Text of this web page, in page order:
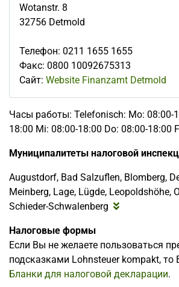
Wotanstr. 8
32756 Detmold
Телефон: 0211 1655 1655
Факс: 0800 10092675313
Сайт: Website Finanzamt Detmold
Часы работы: Telefonisch: Mo: 08:00-
18:00 Mi: 08:00-18:00 Do: 08:00-18:00
Муниципалитеты налоговой
Augustdorf, Bad Salzuflen, Blomberg,
Meinberg, Lage, Lügde, Leopoldshöhe,
Schieder-Schwalenberg
Налоговые формы
Если Вы не желаете пользоваться
подсказками Lohnsteuer kompakt, то
Бланки для налоговой декларации.